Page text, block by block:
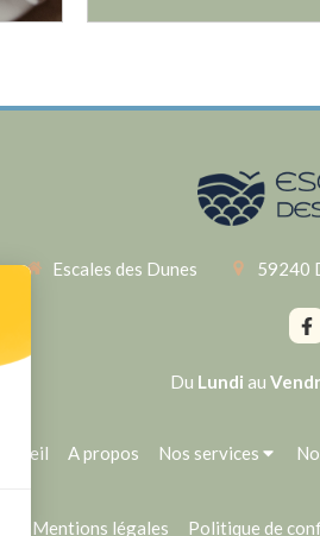
Escales des Dunes 59240
Du Lundi au
Accueil A propos Nos services
Mentions légales Politique de